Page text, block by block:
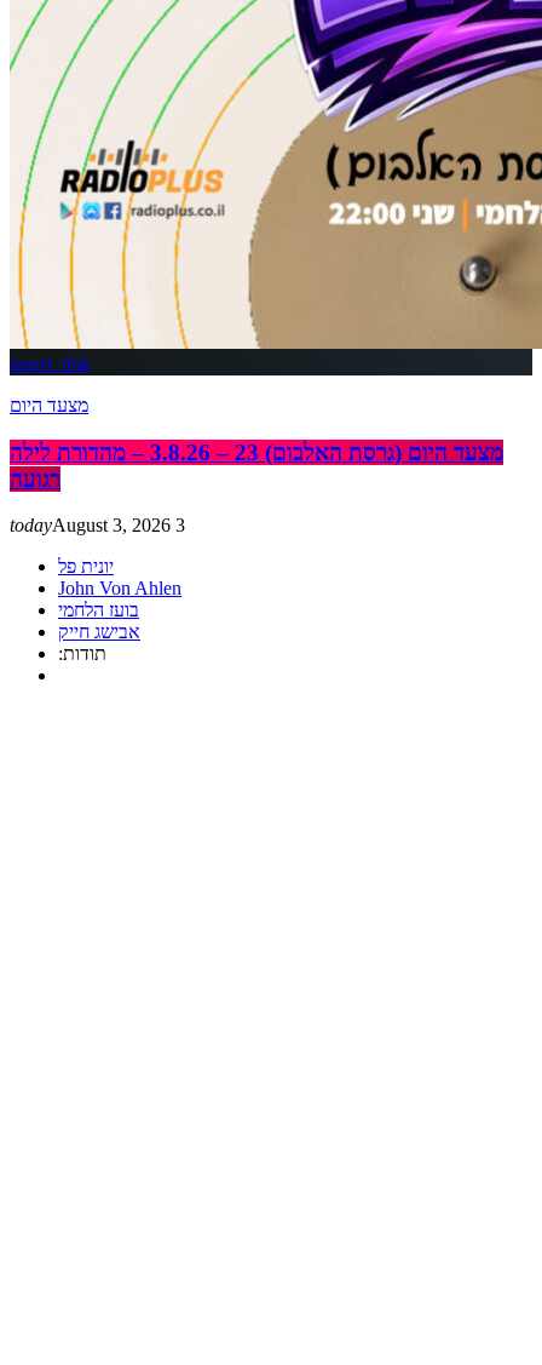
insert_link
מצעד היום
מצעד היום (גרסת האלבום) 23 – 3.8.26 – מהדורת לילה
רגועה
todayAugust 3, 2026 3
יונית פל
John Von Ahlen
בועז הלחמי
אבישג חייק
:תודות